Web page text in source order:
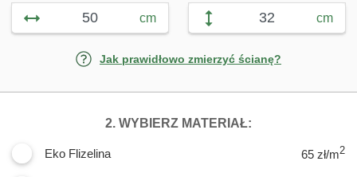
cm cm
Jak prawidłowo zmierzyć ścianę?
2. WYBIERZ MATERIAŁ:
Eko Flizelina 65 zł/m2